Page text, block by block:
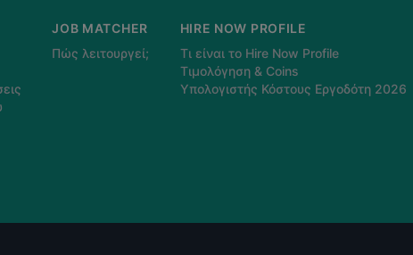
JOB MATCHER
Πώς λειτουργεί;
HIRE NOW PROFILE
Τι είναι το Hire Now Profile
Τιμολόγηση & Coins
Υπολογιστής Κόστους Εργοδότη 2026